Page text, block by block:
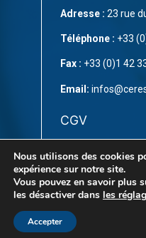
Adresse : 23 rue
Téléphone : +33
Fax : +33 (0)1 42
Email:
CGV
Mentions
Contact
Nous utilisons des cookies
expérience sur notre site.
Vous pouvez en savoir plus
les désactiver dans les
Accepter